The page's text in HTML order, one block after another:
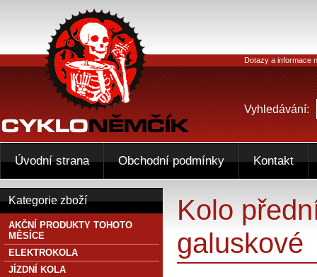
Kolo
galuskové
Kategorie zboží
AKČNÍ PRODUKTY TOHOTO
MĚSÍCE
ELEKTROKOLA
JÍZDNÍ KOLA
Dotazy a informace
Vyhledávání:
Úvodní strana Obchodní podmínky Kontakt